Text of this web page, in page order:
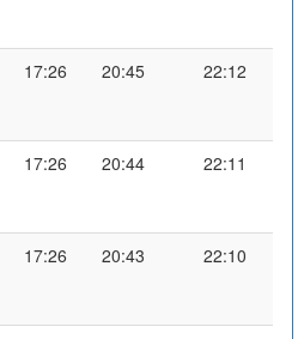
17:26 20:45 22:12
17:26 20:44 22:11
17:26 20:43 22:10